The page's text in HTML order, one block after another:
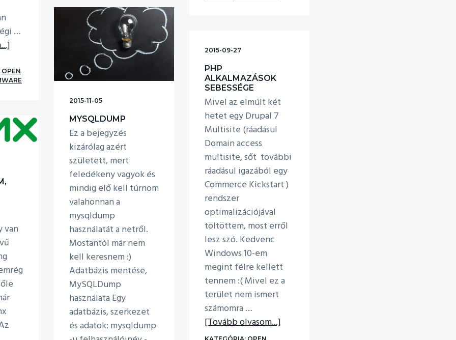
…
bárhonnan
–
OPEN
2015-11-05
MYSQLDUMP
Ez a bejegyzés
kizárólag azért
született, mert
feledékeny vagyok és
mindig elő kell túrnom
valahonnan a
mysqldump
használatát a netről.
Mostantól már nem
kell keresnem :)
Adatbázis mentése,
MySQLDump
használata Egy
adatbázis, szerkezet
és adatok: mysqldump
2015-09-27
PHP
ALKALMAZÁSOK
SEBESSÉGE
Mivel az elmúlt két
hetet egy Drupal 7
Multisite (ráadásul
Domain access
multisite, sőt további
ráadásul igazából egy
Commerce Kickstart )
rendszer
optimalizációjával
töltöttem, most erről
lesz szó. Kedvenc
Windows 10-em
megint félre kellett
tennem :( Mivel ez a
terület nem ismert
számomra …
[Tovább olvasom...]about
van